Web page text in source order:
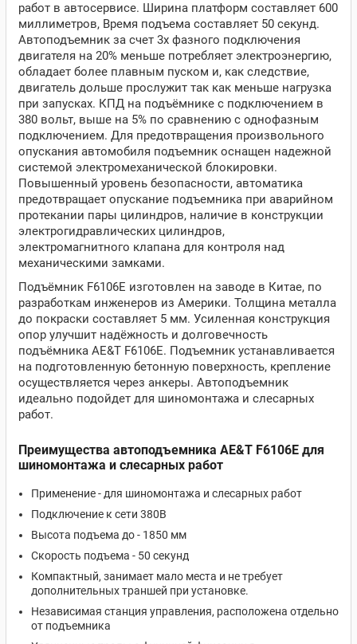
работ в автосервисе. Ширина платформ составляет 600
миллиметров, Время подъема составляет 50 секунд.
Автоподъемник за счет 3х фазного подключения
двигателя на 20% меньше потребляет электроэнергию,
обладает более плавным пуском и, как следствие,
двигатель дольше прослужит так как меньше нагрузка
при запусках. КПД на подъёмнике с подключением в
380 вольт, выше на 5% по сравнению с однофазным
подключением. Для предотвращения произвольного
опускания автомобиля подъемник оснащен надежной
системой электромеханической блокировки.
Повышенный уровень безопасности, автоматика
предотвращает опускание подъемника при аварийном
протекании пары цилиндров, наличие в конструкции
электрогидравлических цилиндров,
электромагнитного клапана для контроля над
механическими замками.
Подъёмник F6106E изготовлен на заводе в Китае, по
разработкам инженеров из Америки. Толщина металла
до покраски составляет 5 мм. Усиленная конструкция
опор улучшит надёжность и долговечность
подъёмника AE&T F6106E. Подъемник устанавливается
на подготовленную бетонную поверхность, крепление
осуществляется через анкеры. Автоподъемник
идеально подойдет для шиномонтажа и слесарных
работ.
Преимущества автоподъемника AE&T F6106E для
шиномонтажа и слесарных работ
Применение - для шиномонтажа и слесарных работ
Подключение к сети 380В
Высота подъема до - 1850 мм
Скорость подъема - 50 секунд
Компактный, занимает мало места и не требует
дополнительных траншей при установке.
Независимая станция управления, расположена отдельно
от подъемника